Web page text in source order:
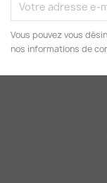
Vous pouvez vous
nos informations de